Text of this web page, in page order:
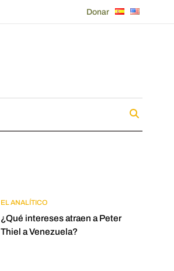
Donar
EL ANALÍTICO
¿Qué intereses atraen a Peter
Thiel a Venezuela?